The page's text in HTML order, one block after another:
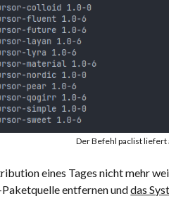
Der Befehl paclist liefert
eines Tages nicht mehr
entfernen unddas